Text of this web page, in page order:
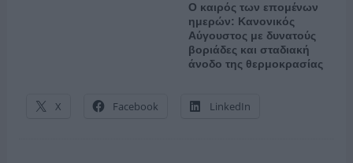
Ο καιρός των επομένων
ημερών: Κανονικός
Αύγουστος με δυνατούς
βοριάδες και σταδιακή
άνοδο της θερμοκρασίας
X Facebook LinkedIn